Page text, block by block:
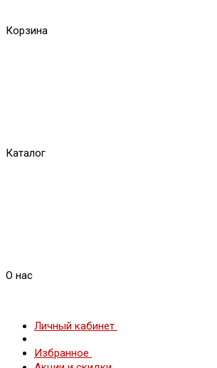
Корзина
Каталог
О нас
Личный кабинет
Избранное